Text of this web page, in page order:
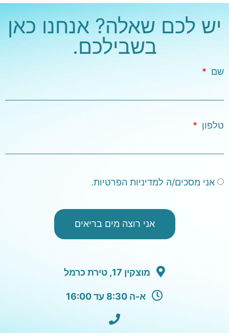
יש לכם שאלה? אנחנו כאן
בשבילכם.
שם
טלפון
אני מסכים/ה למדיניות הפרטיות.
אני רוצה מים בריאים
מוצקין 17, טירת כרמל
א-ה 8:30 עד 16:00